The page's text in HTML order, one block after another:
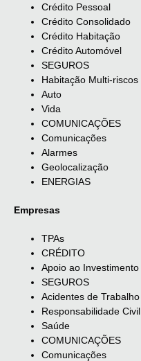
Crédito Pessoal
Crédito Consolidado
Crédito Habitação
Crédito Automóvel
SEGUROS
Habitação Multi-riscos
Auto
Vida
COMUNICAÇÕES
Comunicações
Alarmes
Geolocalização
ENERGIAS
Empresas
TPAs
CRÉDITO
Apoio ao Investimento
SEGUROS
Acidentes de Trabalho
Responsabilidade Civil
Saúde
COMUNICAÇÕES
Comunicações